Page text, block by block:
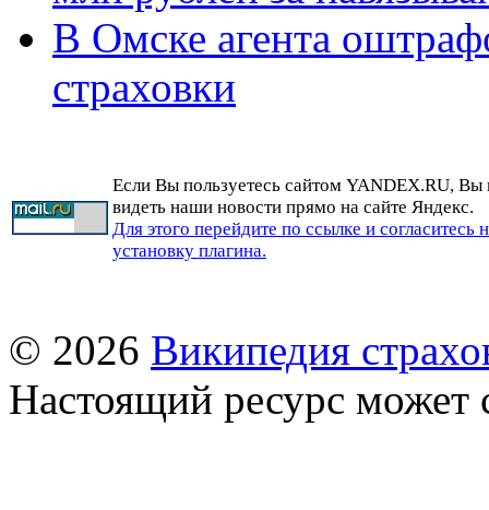
В Омске агента
страховки
Если Вы пользуетесь сайтом YANDEX.RU, Вы
видеть наши новости прямо на сайте Яндекс.
Для этого перейдите по ссылке и согласитесь
установку плагина.
© 2026 Википедия
Настоящий ресурс может